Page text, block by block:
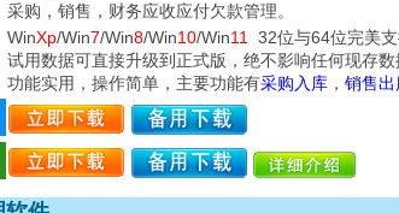
采购，销售，财务应收应付欠款管理。
WinXp/Win7/Win8/Win10/Win11
32位与64位完美
试用数据可直接升级到正式版，绝不影响任何现存数
功能实用，操作简单，主要功能有采购入库 ， 销售出